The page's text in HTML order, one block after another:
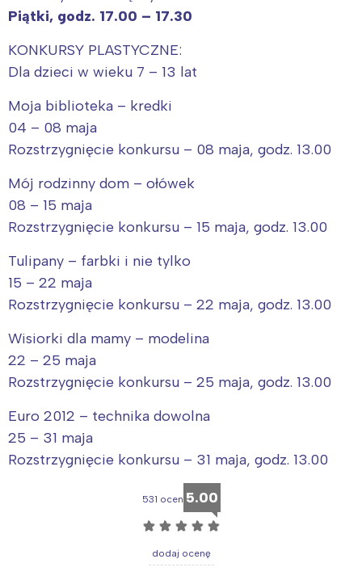
Piątki, godz. 17.00 – 17.30
KONKURSY PLASTYCZNE:
Dla dzieci w wieku 7 – 13 lat
Moja biblioteka – kredki
04 – 08 maja
Rozstrzygnięcie konkursu – 08 maja, godz. 13.00
Mój rodzinny dom – ołówek
08 – 15 maja
Rozstrzygnięcie konkursu – 15 maja, godz. 13.00
Tulipany – farbki i nie tylko
15 – 22 maja
Rozstrzygnięcie konkursu – 22 maja, godz. 13.00
Wisiorki dla mamy – modelina
22 – 25 maja
Rozstrzygnięcie konkursu – 25 maja, godz. 13.00
Euro 2012 – technika dowolna
25 – 31 maja
Rozstrzygnięcie konkursu – 31 maja, godz. 13.00
531 ocen 5.00
☆ ☆ ☆ ☆ ☆
dodaj ocenę